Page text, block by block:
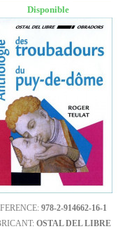
Disponible
978-2-914662-16-1
OSTAL DEL LIBRE